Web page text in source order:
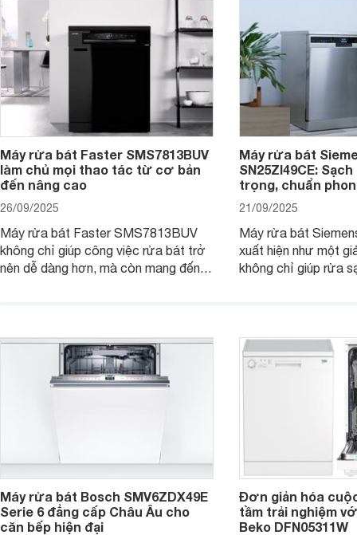
Máy rửa bát Faster SMS7813BUV
làm chủ mọi thao tác từ cơ bản
đến nâng cao
26/09/2025
Máy rửa bát Faster SMS7813BUV
không chỉ giúp công việc rửa bát trở
nên dễ dàng hơn, mà còn mang đến
sản phẩm này mang lại nhé.
Máy rửa bát
SN25ZI49CE:
trọng, chuẩn
21/09/2025
Máy rửa bát
xuất hiện như một
không chỉ giúp rửa
chúng tôi đi đánh
này nhé.
Máy rửa bát Bosch SMV6ZDX49E
Serie 6 đẳng cấp Châu Âu cho
căn bếp hiện đại
Đơn giản hóa
tầm trải nghiệm
Beko DFN05311W